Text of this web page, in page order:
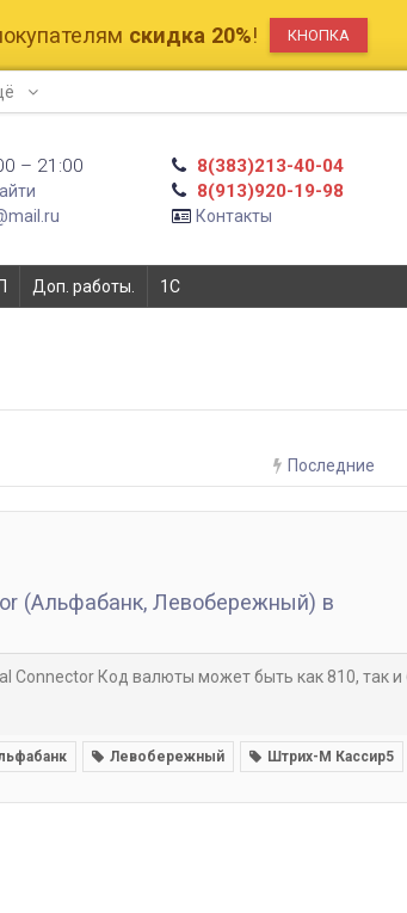
скидка 20%! КНОПКА
– 21:00
8(383)213-40-04
8(913)920-19-98
Контакты
Доп. работы. 1С
Последние
(Альфабанк, Левобережный) в
Код валюты может быть как 810, так и
Левобережный Штрих-М Кассир5